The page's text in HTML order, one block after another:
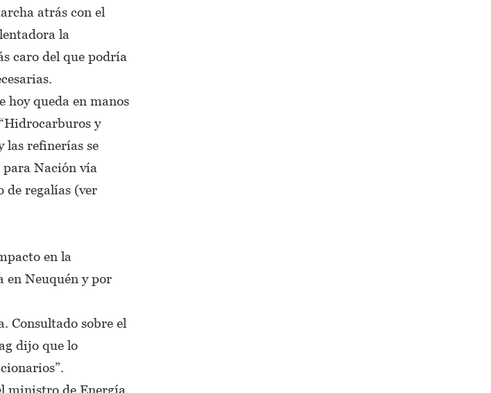
atrás con el
la
caro del que podría
hoy queda en manos
y
las refinerías se
Nación vía
de regalías (ver
en la
en Neuquén y por
Consultado sobre el
dijo que lo
ministro de Energía,